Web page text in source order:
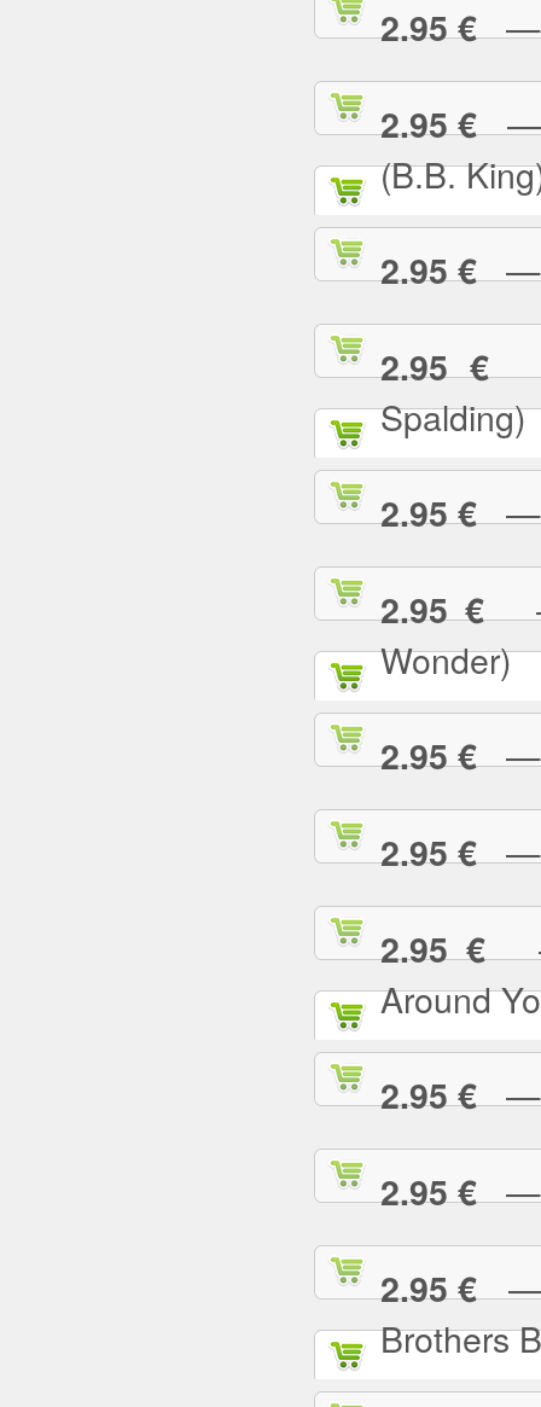
2.95 €— I
2.95 €— I
(B.B.
2.95 €— I
2.95 €—
Spalding)
2.95 €— I
2.95 €—
Wonder)
2.95 €—
2.95 €—
2.95 €—
Around
2.95 €—
2.95 €—
2.95 €—
Brothers